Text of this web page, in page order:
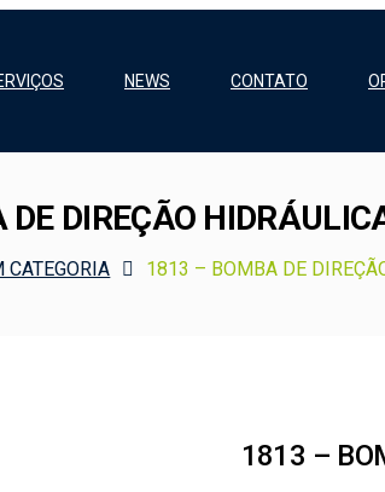
NEWS CONTATO
DIREÇÃO
CATEGORIA 1813 – BOMBA DE
1813 –